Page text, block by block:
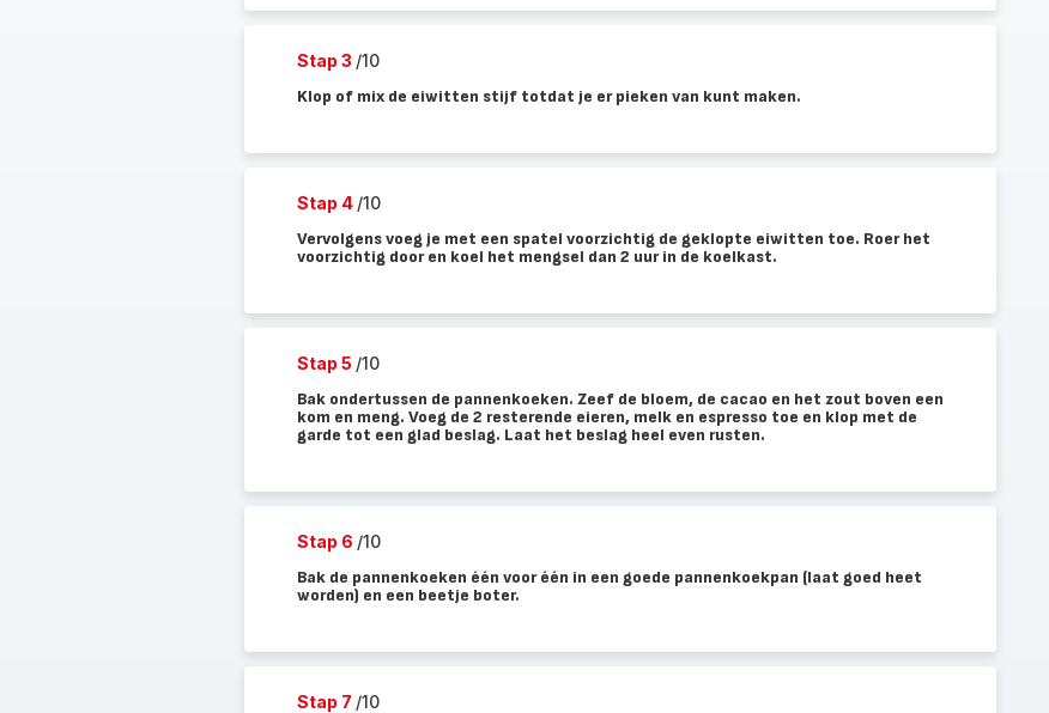
Stap 3 /10
Klop of mix de eiwitten stijf totdat je er pieken van kunt maken.
Stap 4 /10
Vervolgens voeg je met een spatel voorzichtig de geklopte eiwitten toe. Roer het
voorzichtig door en koel het mengsel dan 2 uur in de koelkast.
Stap 5 /10
Bak ondertussen de pannenkoeken. Zeef de bloem, de cacao en het zout boven een
kom en meng. Voeg de 2 resterende eieren, melk en espresso toe en klop met de
garde tot een glad beslag. Laat het beslag heel even rusten.
Stap 6 /10
Bak de pannenkoeken één voor één in een goede pannenkoekpan (laat goed heet
worden) en een beetje boter.
Stap 7 /10